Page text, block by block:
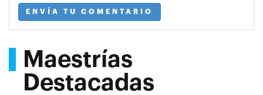
ENVÍA TU COMENTARIO
Maestrías
Destacadas